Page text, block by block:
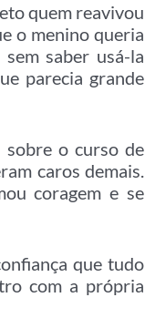
quem reavivou
o menino queria
saber usá-la
parecia grande
sobre o curso de
caros demais.
coragem e se
que tudo
com a própria